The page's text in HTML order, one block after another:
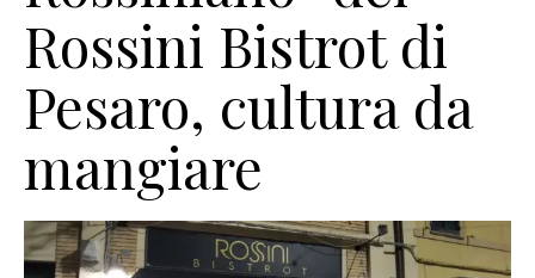
Rossini Bistrot di
Pesaro, cultura da
mangiare